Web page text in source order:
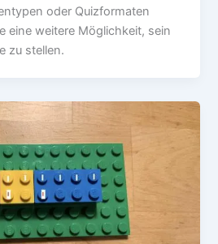
oder Quizformaten
eine weitere Möglichkeit, sein
zu stellen.